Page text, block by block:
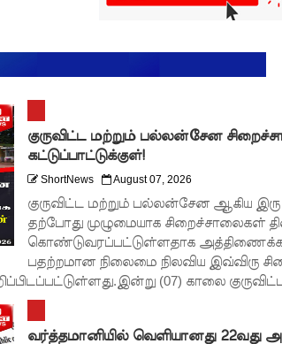
முக்கிய அறிவிப்பு
வந்தது!
நேற்று அமைதியின்மை - 11 பேர் காயம்!
பலி!
விஜய் கடிதம்!
டெங்கு ஒழிப்பு வேலைத்திட்டம் -
வந்த மெகசின் சிறை!
நிலைமை கட்டுப்பாட்டுக்குள்!
குருவிட்ட மற்றும் பல்லன்சேன
கட்டுப்பாட்டுக்குள்!
ShortNews August 07, 2026
குருவிட்ட மற்றும் பல்லன்சேன ஆகிய
தற்போது முழுமையாக சிறைச்சாலைகள்
கொண்டுவரப்பட்டுள்ளதாக
பதற்றமான நிலைமை நிலவிய இவ்விரு
(07) காலை
வர்த்தமானியில் வெளியானது 22வது